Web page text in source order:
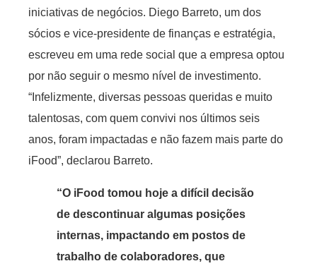
iniciativas de negócios. Diego Barreto, um dos
sócios e vice-presidente de finanças e estratégia,
escreveu em uma rede social que a empresa optou
por não seguir o mesmo nível de investimento.
“Infelizmente, diversas pessoas queridas e muito
talentosas, com quem convivi nos últimos seis
anos, foram impactadas e não fazem mais parte do
iFood”, declarou Barreto.
“O iFood tomou hoje a difícil decisão
de descontinuar algumas posições
internas, impactando em postos de
trabalho de colaboradores, que